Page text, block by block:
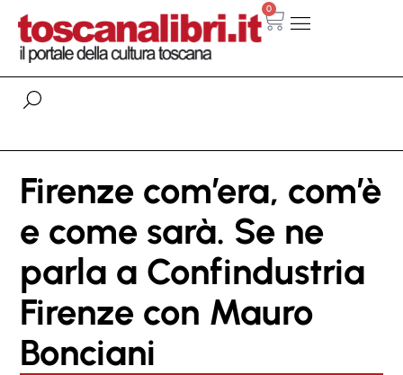
0
Firenze com’era, com’è
e come sarà. Se ne
parla a Confindustria
Firenze con Mauro
Bonciani